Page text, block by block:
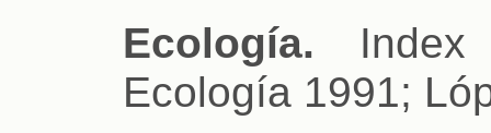
Ecología. Index
Ecología 1991;